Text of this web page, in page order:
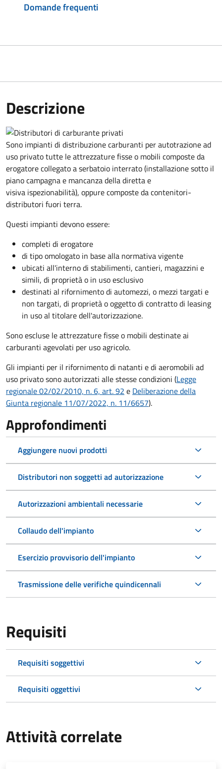
Domande frequenti
Descrizione
Sono impianti di distribuzione carburanti per autotrazione ad
uso privato tutte le attrezzature fisse o mobili composte da
erogatore collegato a serbatoio interrato (installazione sotto il
piano campagna e mancanza della diretta e
visiva ispezionabilità), oppure composte da contenitori-
distributori fuori terra.
Questi impianti devono essere:
completi di erogatore
di tipo omologato in base alla normativa vigente
ubicati all'interno di stabilimenti, cantieri, magazzini e
simili, di proprietà o in uso esclusivo
destinati al rifornimento di automezzi, o mezzi targati e
non targati, di proprietà o oggetto di contratto di leasing
in uso al titolare dell'autorizzazione.
Sono escluse le attrezzature fisse o mobili destinate ai
carburanti agevolati per uso agricolo.
Gli impianti per il rifornimento di natanti e di aeromobili ad
uso privato sono autorizzati alle stesse condizioni (Legge
regionale 02/02/2010, n. 6, art. 92 e Deliberazione della
Giunta regionale 11/07/2022, n. 11/6657).
Approfondimenti
Aggiungere nuovi prodotti
Distributori non soggetti ad autorizzazione
Autorizzazioni ambientali necessarie
Collaudo dell'impianto
Esercizio provvisorio dell'impianto
Trasmissione delle verifiche quindicennali
Requisiti
Requisiti soggettivi
Requisiti oggettivi
Attività correlate